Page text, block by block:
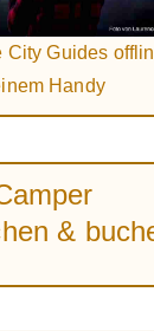
City Guides
Handy
&